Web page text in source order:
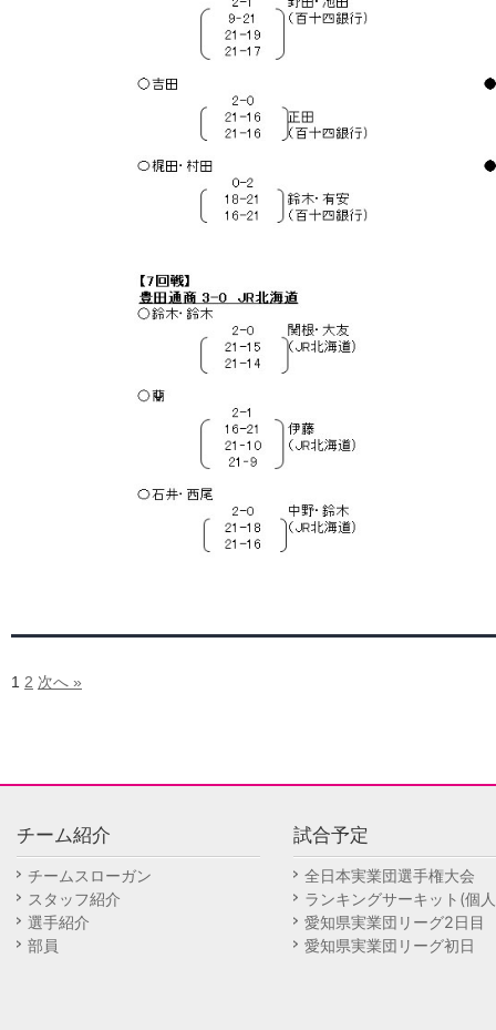
1 2 次へ »
チーム紹介
チームスローガン
スタッフ紹介
選手紹介
部員
試合予定
全日本実業団選手権大会
ランキングサーキット(個
愛知県実業団リーグ2日目
愛知県実業団リーグ初日